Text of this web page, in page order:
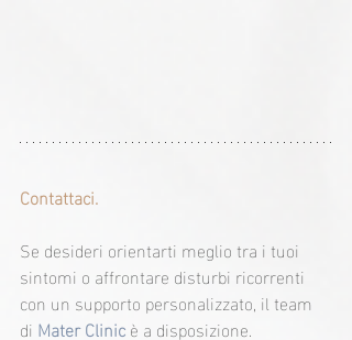
Contattaci.
Se desideri orientarti meglio tra i tuoi
sintomi o affrontare disturbi ricorrenti
con un supporto personalizzato, il team
di Mater Clinic è a disposizione.